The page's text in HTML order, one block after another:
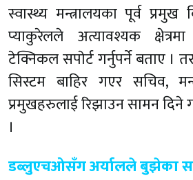
स्वास्थ्य मन्त्रालयका पूर्व
प्याकुरेलले अत्यावश्यक
टेक्निकल सपाेर्ट गर्नुपर्ने बताए ।
सिस्टम बाहिर गएर सचिव,
प्रमुखहरुलाई रिझाउन सामन
।
डब्लुएचओसँग अर्यालले बुझेका